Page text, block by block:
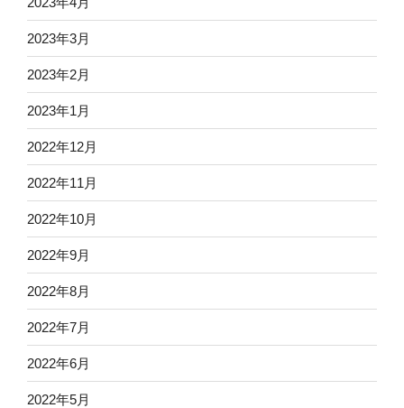
2023年3月
2023年2月
2023年1月
2022年12月
2022年11月
2022年10月
2022年9月
2022年8月
2022年7月
2022年6月
2022年5月